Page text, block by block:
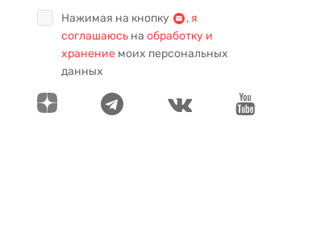
Нажимая на кнопку , я
соглашаюсь на обработку и
хранение моих персональных
данных